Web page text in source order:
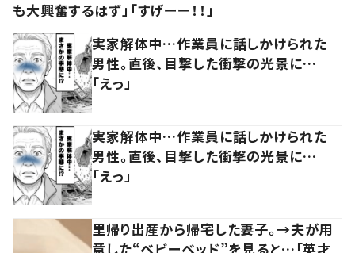
も大興奮するはず」「すげーー！！」
実家解体中…作業員に話しかけられた
男性。直後、目撃した衝撃の光景に…
「えっ」
実家解体中…作業員に話しかけられた
男性。直後、目撃した衝撃の光景に…
「えっ」
里帰り出産から帰宅した妻子。→夫が用
意した“ベビーベッド”を見ると…「英才